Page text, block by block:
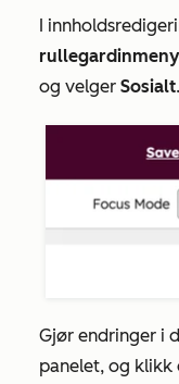
I
og velger Sosialt.
Gjør endringer i
panelet, og klikk